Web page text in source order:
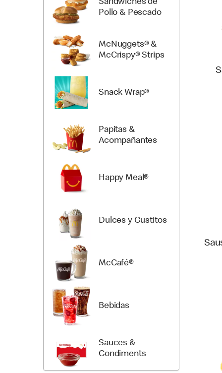
Pollo & Pescado
McNuggets® &
McCrispy® Strips
Snack Wrap®
Papitas &
Acompañantes
Happy Meal®
Dulces y Gustitos
McCafé®
Bebidas
Sauces &
Condiments